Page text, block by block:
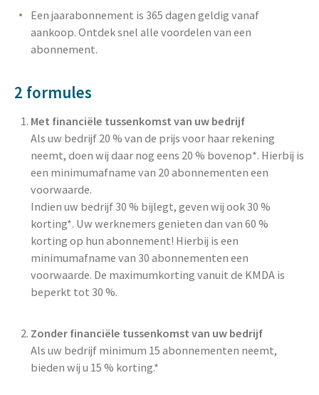
Een jaarabonnement is 365 dagen geldig vanaf
aankoop. Ontdek snel alle voordelen van een
abonnement.
2 formules
Met financiële tussenkomst van uw bedrijf
Als uw bedrijf 20 % van de prijs voor haar rekening
neemt, doen wij daar nog eens 20 % bovenop*. Hierbij is
een minimumafname van 20 abonnementen een
voorwaarde.
Indien uw bedrijf 30 % bijlegt, geven wij ook 30 %
korting*. Uw werknemers genieten dan van 60 %
korting op hun abonnement! Hierbij is een
minimumafname van 30 abonnementen een
voorwaarde. De maximumkorting vanuit de KMDA is
beperkt tot 30 %.
Zonder financiële tussenkomst van uw bedrijf
Als uw bedrijf minimum 15 abonnementen neemt,
bieden wij u 15 % korting.*